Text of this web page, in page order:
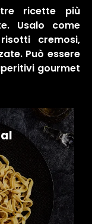
ricette più
Usalo come
cremosi,
Può essere
gourmet